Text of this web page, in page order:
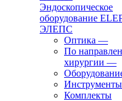
Эндоскопическое
оборудование
ЭЛЕПС
Оптика —
По
хирургии —
Инструменты
Комплекты